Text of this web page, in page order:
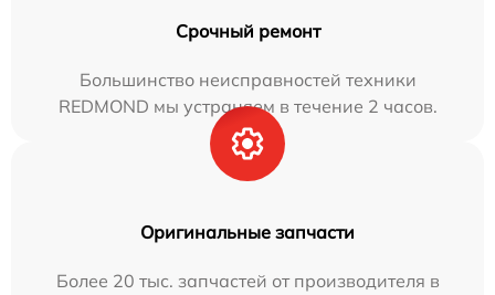
Срочный ремонт
Большинство неисправностей техники
REDMOND мы устраняем в течение 2 часов.
Оригинальные запчасти
Более 20 тыс. запчастей от производителя в